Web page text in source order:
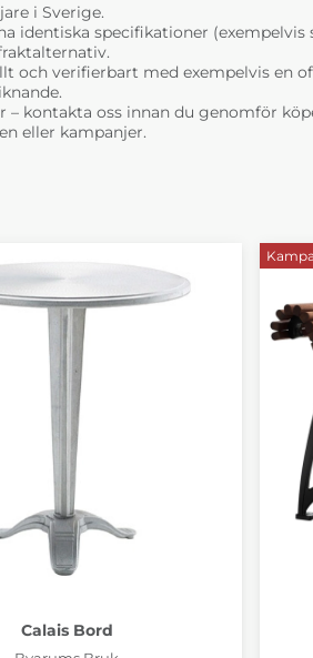
i Sverige.
identiska specifikationer (exempelvis
och verifierbart med exempelvis en
– kontakta oss innan du genomför
eller kampanjer.
Calais Bord